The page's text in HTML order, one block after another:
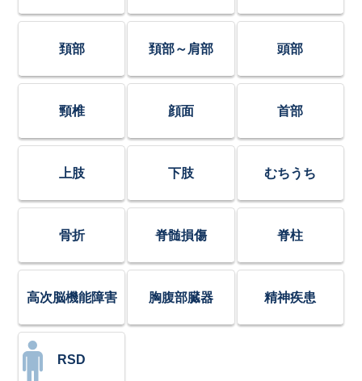
頚部 頚部～肩部 頭部
頸椎 顔面 首部
上肢 下肢 むちうち
骨折 脊髄損傷 脊柱
高次脳機能障害 胸腹部臓器 精神疾患
RSD